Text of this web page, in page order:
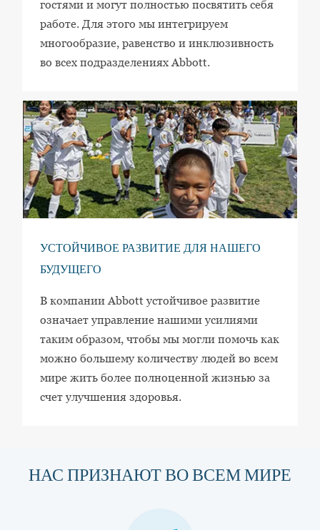
гостями и могут полностью посвятить себя
работе. Для этого мы интегрируем
многообразие, равенство и инклюзивность
во всех подразделениях Abbott.
УСТОЙЧИВОЕ РАЗВИТИЕ ДЛЯ НАШЕГО
БУДУЩЕГО
В компании Abbott устойчивое развитие
означает управление нашими усилиями
таким образом, чтобы мы могли помочь как
можно большему количеству людей во всем
мире жить более полноценной жизнью за
счет улучшения здоровья.
НАС ПРИЗНАЮТ ВО ВСЕМ МИРЕ